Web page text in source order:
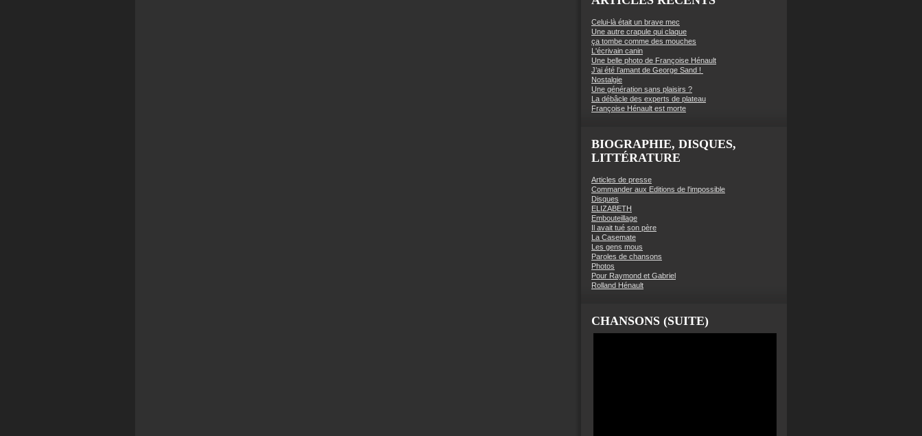
Celui-là était un brave mec
Une autre crapule qui claque
ça tombe comme des mouches
L'écrivain canin
Une belle photo de Françoise Hénault
J’ai été l’amant de George Sand !
Nostalgie
Une génération sans plaisirs ?
La débâcle des experts de plateau
Françoise Hénault est morte
BIOGRAPHIE, DISQUES,
LITTÉRATURE
Articles de presse
Commander aux Editions de l'impossible
Disques
ELIZABETH
Embouteillage
Il avait tué son père
La Casemate
Les gens mous
Paroles de chansons
Photos
Pour Raymond et Gabriel
Rolland Hénault
CHANSONS (SUITE)